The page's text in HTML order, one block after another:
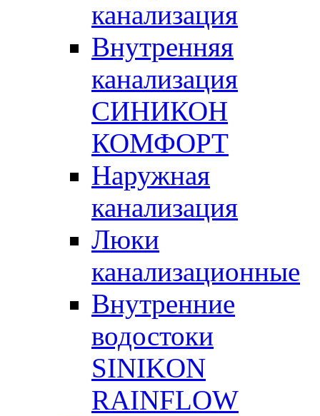
канализация
Внутренняя
канализация
СИНИКОН
КОМФОРТ
Наружная
канализация
Люки
канализационные
Внутренние
водостоки
SINIKON
RAINFLOW